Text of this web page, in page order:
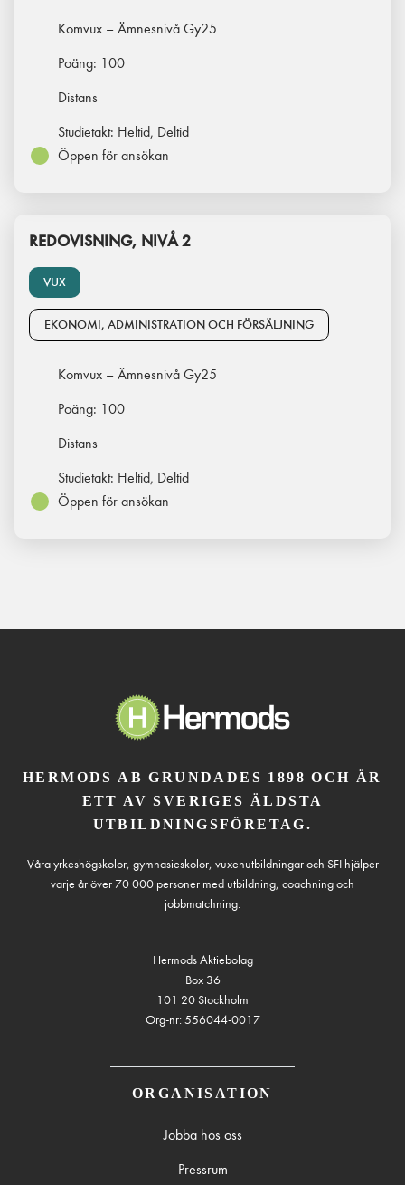
Komvux – Ämnesnivå Gy25
Poäng: 100
Distans
Studietakt: Heltid, Deltid
Öppen för ansökan
VUX
REDOVISNING, NIVÅ 2
EKONOMI, ADMINISTRATION OCH FÖRSÄLJNING
Komvux – Ämnesnivå Gy25
Poäng: 100
Distans
Studietakt: Heltid, Deltid
Öppen för ansökan
HERMODS AB GRUNDADES 1898 OCH ÄR
ETT AV SVERIGES ÄLDSTA
UTBILDNINGSFÖRETAG.
Våra yrkeshögskolor, gymnasieskolor, vuxenutbildningar och SFI hjälper
varje år över 70 000 personer med utbildning, coachning och
jobbmatchning.
Hermods Aktiebolag
Box 36
101 20 Stockholm
Org-nr: 556044-0017
ORGANISATION
Jobba hos oss
Pressrum